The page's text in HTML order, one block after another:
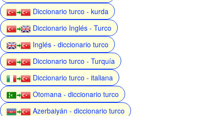
Diccionario turco - kurda
Diccionario Inglés - Turco
Inglés - diccionario turco
Diccionario turco - Turquía
Diccionario turco - italiana
Otomana - diccionario turco
Azerbaiyán - diccionario turco